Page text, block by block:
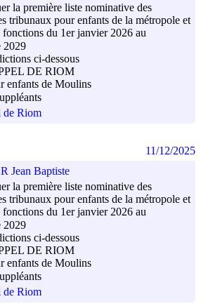
la première liste nominative des
tribunaux pour enfants de la métropole et
fonctions du 1er janvier 2026 au
2029
ci-dessous
DE RIOM
enfants de Moulins
de Riom
Jean Baptiste
la première liste nominative des
tribunaux pour enfants de la métropole et
fonctions du 1er janvier 2026 au
2029
ci-dessous
DE RIOM
enfants de Moulins
de Riom
11/12/2025